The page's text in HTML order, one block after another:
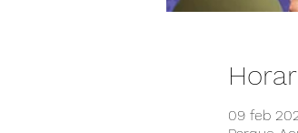
09 feb